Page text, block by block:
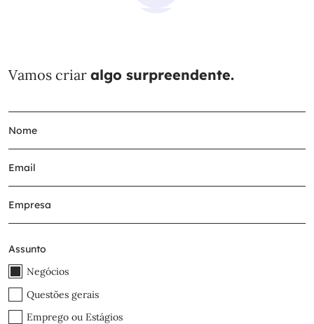
Vamos criar algo surpreendente.
Assunto
Negócios
Questões gerais
Emprego ou Estágios